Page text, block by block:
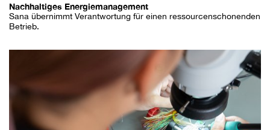
Nachhaltiges Energiemanagement
Sana übernimmt Verantwortung für einen ressourcenschonenden
Betrieb.